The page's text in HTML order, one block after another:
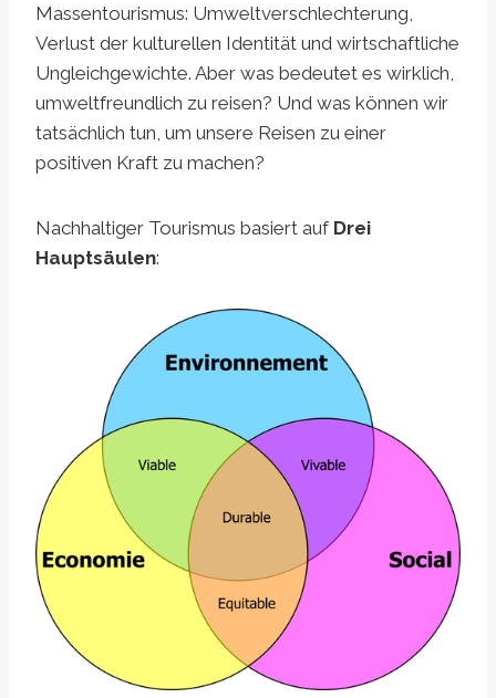
Massentourismus: Umweltverschlechterung,
Verlust der kulturellen Identität und wirtschaftliche
Ungleichgewichte. Aber was bedeutet es wirklich,
umweltfreundlich zu reisen? Und was können wir
tatsächlich tun, um unsere Reisen zu einer
positiven Kraft zu machen?
Nachhaltiger Tourismus basiert auf Drei
Hauptsäulen: